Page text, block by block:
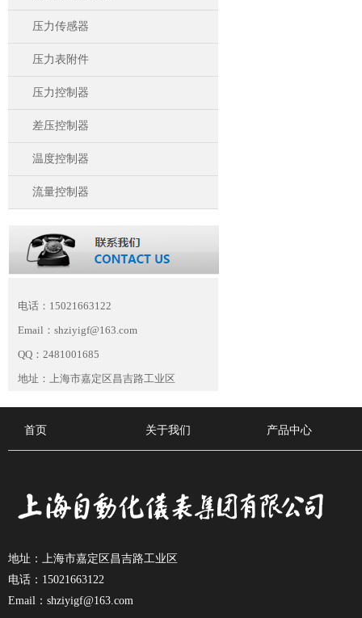
压力传感器
压力表附件
压力控制器
差压控制器
温度控制器
流量控制器
电话：15021663122
Email：shziyigf@163.com
QQ：2481001685
地址：上海市嘉定区昌吉路工业区
首页 关于我们 产品中心
地址：上海市嘉定区昌吉路工业区
电话：15021663122
Email：shziyigf@163.com